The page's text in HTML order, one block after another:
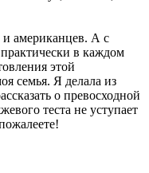
американцев. А с
в каждом
этой
семья. Я делала из
о превосходной
теста не уступает